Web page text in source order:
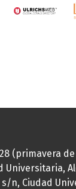
(primavera
Ciudad